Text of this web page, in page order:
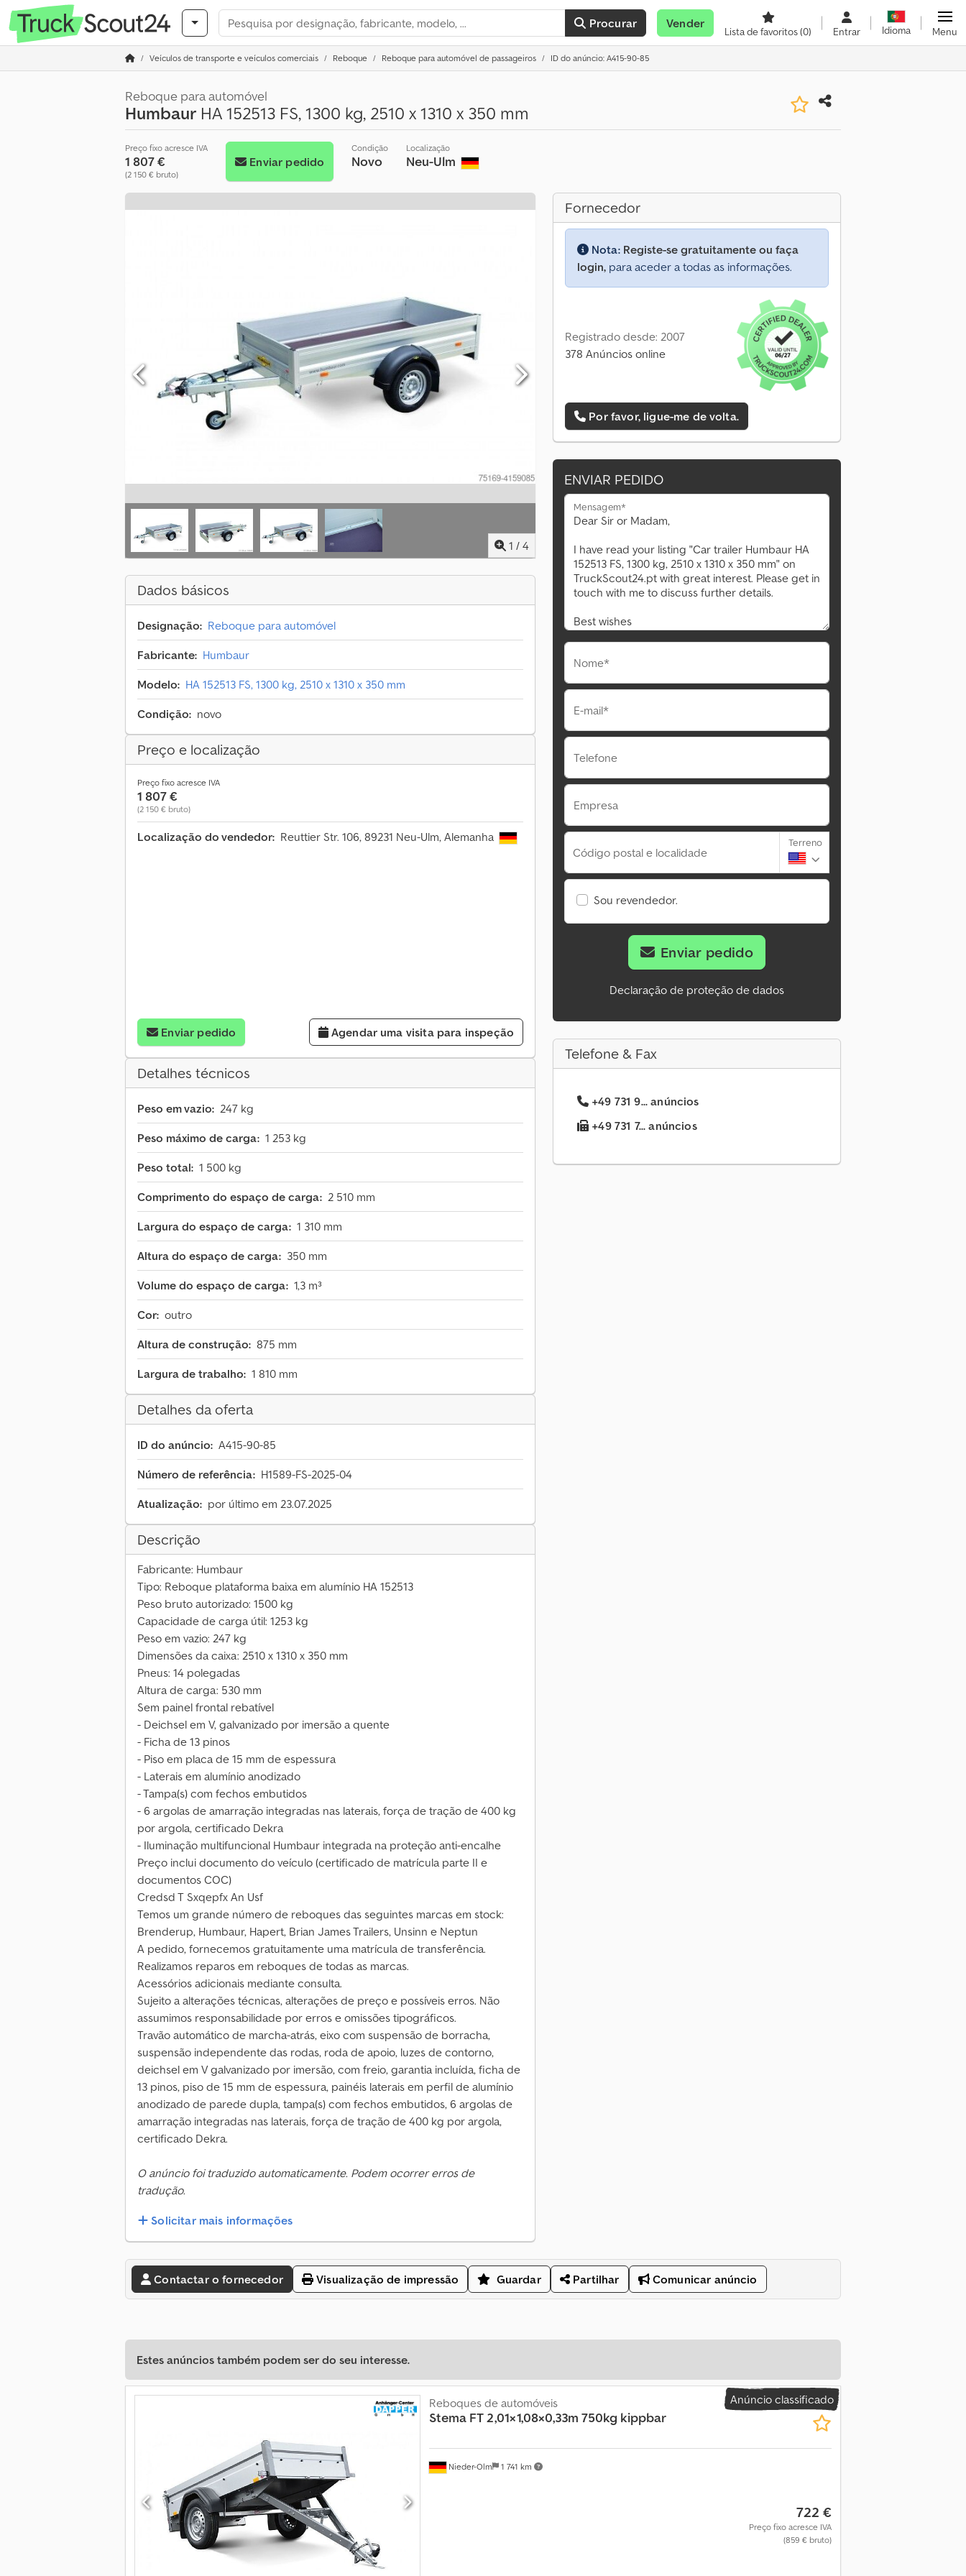
Procurar Vender
Lista de favoritos(0) Entrar Idioma Menu
Veículos de transporte e veículos comerciais Reboque Reboque para automóvel de passageiros ID do anúncio: A415-90-85
Reboque para automóvel
Humbaur HA 152513 FS, 1300 kg, 2510 x 1310 x 350 mm
Preço fixo acresce IVA
1 807 €
(2 150 € bruto)
Enviar pedido
Condição
Novo
Localização
Neu-Ulm
1 / 4
Dados básicos
Designação: Reboque para automóvel
Fabricante: Humbaur
Modelo: HA 152513 FS, 1300 kg, 2510 x 1310 x 350 mm
Condição: novo
Preço e localização
Preço fixo acresce IVA
1 807 €
(2 150 € bruto)
Localização do vendedor: Reuttier Str. 106, 89231 Neu-Ulm, Alemanha
Enviar pedido Agendar uma visita para inspeção
Detalhes técnicos
Peso em vazio: 247 kg
Peso máximo de carga: 1 253 kg
Peso total: 1 500 kg
Comprimento do espaço de carga: 2 510 mm
Largura do espaço de carga: 1 310 mm
Altura do espaço de carga: 350 mm
Volume do espaço de carga: 1,3 m³
Cor: outro
Altura de construção: 875 mm
Largura de trabalho: 1 810 mm
Detalhes da oferta
ID do anúncio: A415-90-85
Número de referência: H1589-FS-2025-04
Atualização: por último em 23.07.2025
Descrição
Fabricante: Humbaur
Tipo: Reboque plataforma baixa em alumínio HA 152513
Peso bruto autorizado: 1500 kg
Capacidade de carga útil: 1253 kg
Peso em vazio: 247 kg
Dimensões da caixa: 2510 x 1310 x 350 mm
Pneus: 14 polegadas
Altura de carga: 530 mm
Sem painel frontal rebatível
- Deichsel em V, galvanizado por imersão a quente
- Ficha de 13 pinos
- Piso em placa de 15 mm de espessura
- Laterais em alumínio anodizado
- Tampa(s) com fechos embutidos
- 6 argolas de amarração integradas nas laterais, força de tração de 400 kg
por argola, certificado Dekra
- Iluminação multifuncional Humbaur integrada na proteção anti-encalhe
Preço inclui documento do veículo (certificado de matrícula parte II e
documentos COC)
Credsd T Sxqepfx An Usf
Temos um grande número de reboques das seguintes marcas em stock:
Brenderup, Humbaur, Hapert, Brian James Trailers, Unsinn e Neptun
A pedido, fornecemos gratuitamente uma matrícula de transferência.
Realizamos reparos em reboques de todas as marcas.
Acessórios adicionais mediante consulta.
Sujeito a alterações técnicas, alterações de preço e possíveis erros. Não
assumimos responsabilidade por erros e omissões tipográficos.
Travão automático de marcha-atrás, eixo com suspensão de borracha,
suspensão independente das rodas, roda de apoio, luzes de contorno,
deichsel em V galvanizado por imersão, com freio, garantia incluída, ficha de
13 pinos, piso de 15 mm de espessura, painéis laterais em perfil de alumínio
anodizado de parede dupla, tampa(s) com fechos embutidos, 6 argolas de
amarração integradas nas laterais, força de tração de 400 kg por argola,
certificado Dekra.
O anúncio foi traduzido automaticamente. Podem ocorrer erros de
tradução.
Solicitar mais informações
Fornecedor
Nota: Registe-se gratuitamente ou faça
login, para aceder a todas as informações.
Registrado desde: 2007
378 Anúncios online
Por favor, ligue-me de volta.
ENVIAR PEDIDO
Mensagem*
Nome*
E-mail*
Telefone
Empresa
Código postal e localidade
Terreno
Sou revendedor.
Enviar pedido
Declaração de proteção de dados
Telefone & Fax
+49 731 9... anúncios
+49 731 7... anúncios
Contactar o fornecedor Visualização de impressão Guardar Partilhar Comunicar anúncio
Estes anúncios também podem ser do seu interesse.
Anúncio classificado
Nieder-Olm 1 741 km
Reboques de automóveis
Stema FT 2,01×1,08×0,33m 750kg kippbar
722 €
Preço fixo acresce IVA
(859 € bruto)